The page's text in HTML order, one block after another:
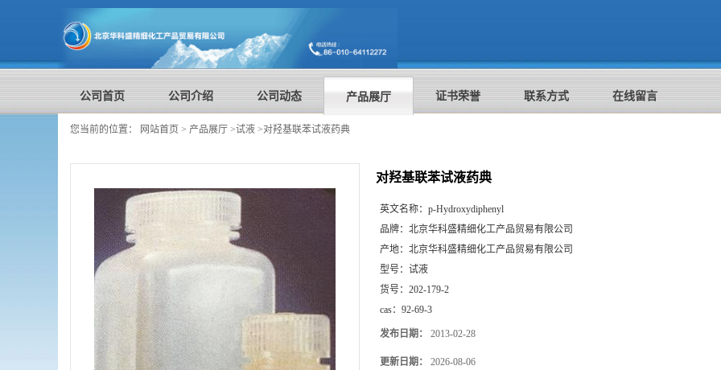
公司首页 公司介绍 公司动态 产品展厅 证书荣誉 联系方式 在线留言
您当前的位置： 网站首页 > 产品展厅 >试液 >对羟基联苯试液药典
对羟基联苯试液药典
英文名称： p-Hydroxydiphenyl
品牌： 北京华科盛精细化工产品贸易有限公司
产地： 北京华科盛精细化工产品贸易有限公司
型号： 试液
货号： 202-179-2
cas： 92-69-3
发布日期： 2013-02-28
更新日期： 2026-08-06